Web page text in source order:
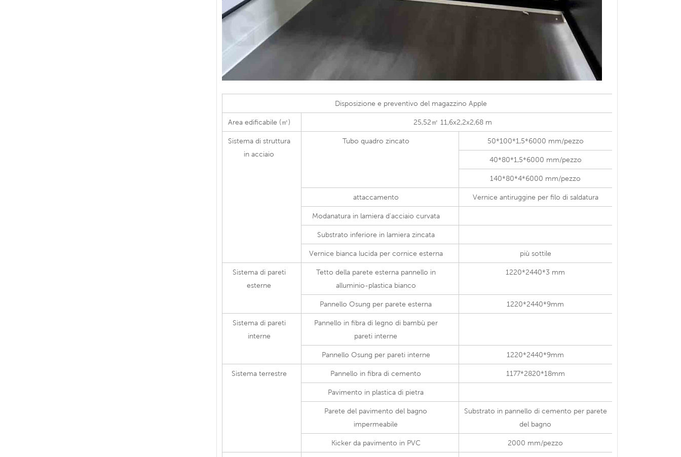
Disposizione e preventivo del magazzino Apple
Area edificabile (㎡) 25,52㎡ 11,6x2,2x2,68 m
Sistema di struttura
in acciaio
Tubo quadro zincato 50*100*1,5*6000 mm/pezzo
40*80*1,5*6000 mm/pezzo
140*80*4*6000 mm/pezzo
attaccamento Vernice antiruggine per filo di saldatura
Modanatura in lamiera d'acciaio curvata
Substrato inferiore in lamiera zincata
Vernice bianca lucida per cornice esterna più sottile
Sistema di pareti
esterne
Tetto della parete esterna pannello in
alluminio-plastica bianco
1220*2440*3 mm
Pannello Osung per parete esterna 1220*2440*9mm
Sistema di pareti
interne
Pannello in fibra di legno di bambù per
pareti interne
Pannello Osung per pareti interne 1220*2440*9mm
Sistema terrestre Pannello in fibra di cemento 1177*2820*18mm
Pavimento in plastica di pietra
Parete del pavimento del bagno
impermeabile
Substrato in pannello di cemento per parete
del bagno
Kicker da pavimento in PVC 2000 mm/pezzo